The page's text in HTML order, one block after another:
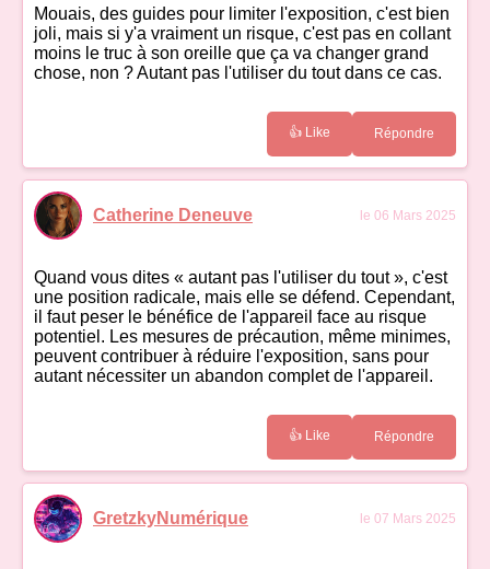
Mouais, des guides pour limiter l'exposition, c'est bien
joli, mais si y'a vraiment un risque, c'est pas en collant
moins le truc à son oreille que ça va changer grand
chose, non ? Autant pas l'utiliser du tout dans ce cas.
👍 Like Répondre
Catherine Deneuve le 06 Mars 2025
Quand vous dites « autant pas l'utiliser du tout », c'est
une position radicale, mais elle se défend. Cependant,
il faut peser le bénéfice de l'appareil face au risque
potentiel. Les mesures de précaution, même minimes,
peuvent contribuer à réduire l'exposition, sans pour
autant nécessiter un abandon complet de l'appareil.
👍 Like Répondre
GretzkyNumérique le 07 Mars 2025